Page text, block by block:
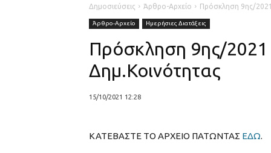
Δημοσιεύσεις Άρθρο-Αρχείο Πρόσκληση 9ης/
Άρθρο-Αρχείο Ημερήσιες Διατάξεις
Πρόσκληση 9ης/2021
Δημ.Κοινότητας
15/10/2021 12:28
ΚΑΤΕΒΑΣΤΕ ΤΟ ΑΡΧΕΙΟ ΠΑΤΩΝΤΑΣ ΕΔΩ.